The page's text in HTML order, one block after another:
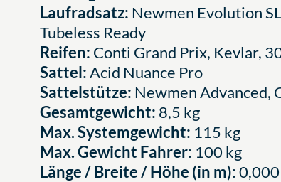
Laufradsatz: Newmen Evolution
Tubeless Ready
Reifen: Conti Grand Prix, Kevlar,
Sattel:Acid Nuance Pro
Sattelstütze: Newmen Advanced,
Gesamtgewicht: 8,5 kg
Max. Systemgewicht: 115 kg
Max. Gewicht Fahrer: 100 kg
Länge / Breite / Höhe (in m):